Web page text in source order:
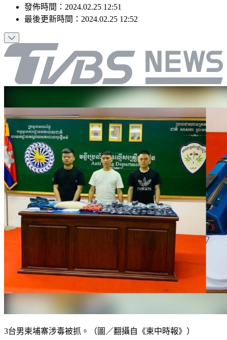
發佈時間： 2024.02.25 12:51
最後更新時間： 2024.02.25 12:52
3台男柬埔寨涉毒被抓。（圖／翻攝自《柬中時報》）